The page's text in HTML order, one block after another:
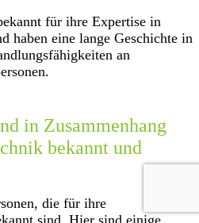
für ihre Expertise in
haben eine lange Geschichte in
an
in Zusammenhang
bekannt und
die für ihre